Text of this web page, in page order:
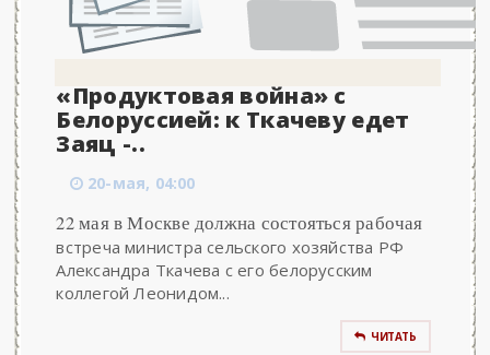
«Продуктовая война» с
Белоруссией: к Ткачеву едет
Заяц -..
20-мая, 04:00
22 мая в Москве должна состояться рабочая
встреча министра сельского хозяйства РФ
Александра Ткачева с его белорусским
коллегой Леонидом...
ЧИТАТЬ